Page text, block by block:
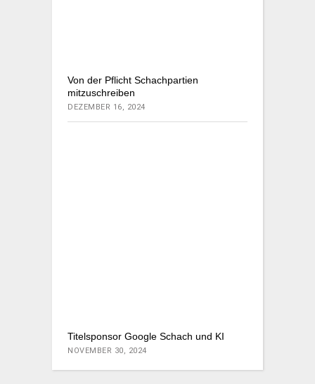
Von der Pflicht Schachpartien
mitzuschreiben
DEZEMBER 16, 2024
Titelsponsor Google Schach und KI
NOVEMBER 30, 2024